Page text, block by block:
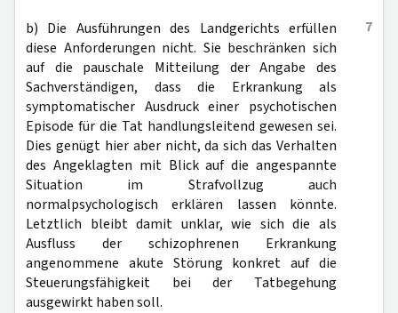
7
b) Die Ausführungen des Landgerichts erfüllen
diese Anforderungen nicht. Sie beschränken sich
auf die pauschale Mitteilung der Angabe des
Sachverständigen, dass die Erkrankung als
symptomatischer Ausdruck einer psychotischen
Episode für die Tat handlungsleitend gewesen sei.
Dies genügt hier aber nicht, da sich das Verhalten
des Angeklagten mit Blick auf die angespannte
Situation im Strafvollzug auch
normalpsychologisch erklären lassen könnte.
Letztlich bleibt damit unklar, wie sich die als
Ausfluss der schizophrenen Erkrankung
angenommene akute Störung konkret auf die
Steuerungsfähigkeit bei der Tatbegehung
ausgewirkt haben soll.